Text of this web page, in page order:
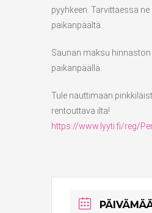
pyyhkeen. Tarvittaessa
paikanpäältä.
Saunan maksu
paikanpäällä.
Tule nauttimaan
rentouttava ilta!
https://www.lyyti.fi/reg/